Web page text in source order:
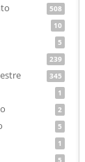
508
10
5
239
345
1
2
5
1
5